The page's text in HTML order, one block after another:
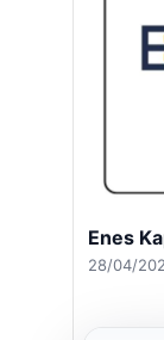
Enes
28/04/